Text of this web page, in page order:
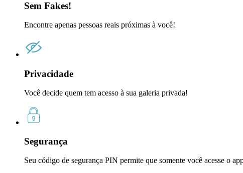
Sem Fakes!
Encontre apenas pessoas reais próximas à você!
Privacidade
Você decide quem tem acesso à sua galeria privada!
Segurança
Seu código de segurança PIN permite que somente você acesse o